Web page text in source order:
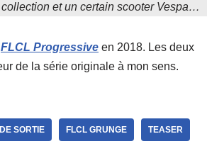
et un certain scooter Vespa…
FLCL Progressive en 2018. Les deux
de la série originale à mon sens.
SORTIE FLCL GRUNGE TEASER